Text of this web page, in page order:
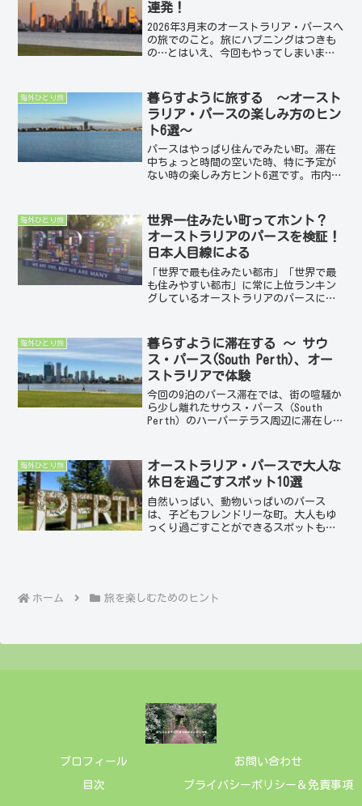
連発！
2026年3月末のオーストラリア・パースへ
の旅でのこと。旅にハプニングはつきも
の…とはいえ、今回もやってしまいまし
な失敗談を、次の旅への教訓も込めてま
とめてみます。「ビ...
海外ひとり旅
暮らすように旅する ～オースト
ラリア・パースの楽しみ方のヒン
ト6選～
パースはやっぱり住んでみたい町。滞在
中ちょっと時間の空いた時、特に予定が
ない時の楽しみ方ヒント6選です。市内無
済的に主要スポットを回ることができま
す。窓の大きな快適な...
海外ひとり旅
世界一住みたい町ってホント？
オーストラリアのパースを検証！
日本人目線による
「世界で最も住みたい都市」「世界で最
も住みやすい都市」に常に上位ランキン
グしているオーストラリアのパースに行
と思ったところ7選、「う～ん？ ⤵」と思
ったところ2選とそ...
海外ひとり旅
暮らすように滞在する ～ サウ
ス・パース(South Perth)、オー
ストラリアで体験
今回の9泊のパース滞在では、街の喧騒か
ら少し離れたサウス・パース（South
Perth）のハーパーテラス周辺に滞在しま
しいスカイラインが広がる、まさに絶好
のロケーショ...
海外ひとり旅
オーストラリア・パースで大人な
休日を過ごすスポット10選
自然いっぱい、動物いっぱいのパース
は、子どもフレンドリーな町。大人もゆ
っくり過ごすことができるスポットもた
ホーム
旅を楽しむためのヒント
プロフィール お問い合わせ
目次 プライバシーポリシー＆免責事項